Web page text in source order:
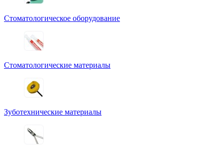
Стоматологическое оборудование
Стоматологические материалы
Зуботехнические материалы